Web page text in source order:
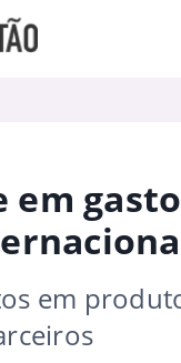
em
em